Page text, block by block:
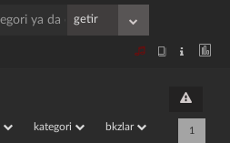
kategori bkzlar 1